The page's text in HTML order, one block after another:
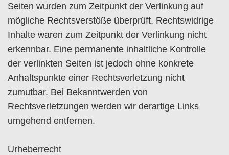
Seiten wurden zum Zeitpunkt der Verlinkung auf
mögliche Rechtsverstöße überprüft. Rechtswidrige
Inhalte waren zum Zeitpunkt der Verlinkung nicht
erkennbar. Eine permanente inhaltliche Kontrolle
der verlinkten Seiten ist jedoch ohne konkrete
Anhaltspunkte einer Rechtsverletzung nicht
zumutbar. Bei Bekanntwerden von
Rechtsverletzungen werden wir derartige Links
umgehend entfernen.
Urheberrecht